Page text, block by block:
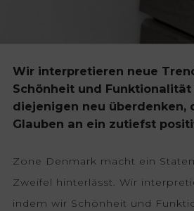
Wir interpretieren neue
Schönheit und
diejenigen neu überdenken,
Glauben an ein zutiefst
Zone Denmark macht ein
Zweifel hinterlässt. Wir
indem wir Schönheit und